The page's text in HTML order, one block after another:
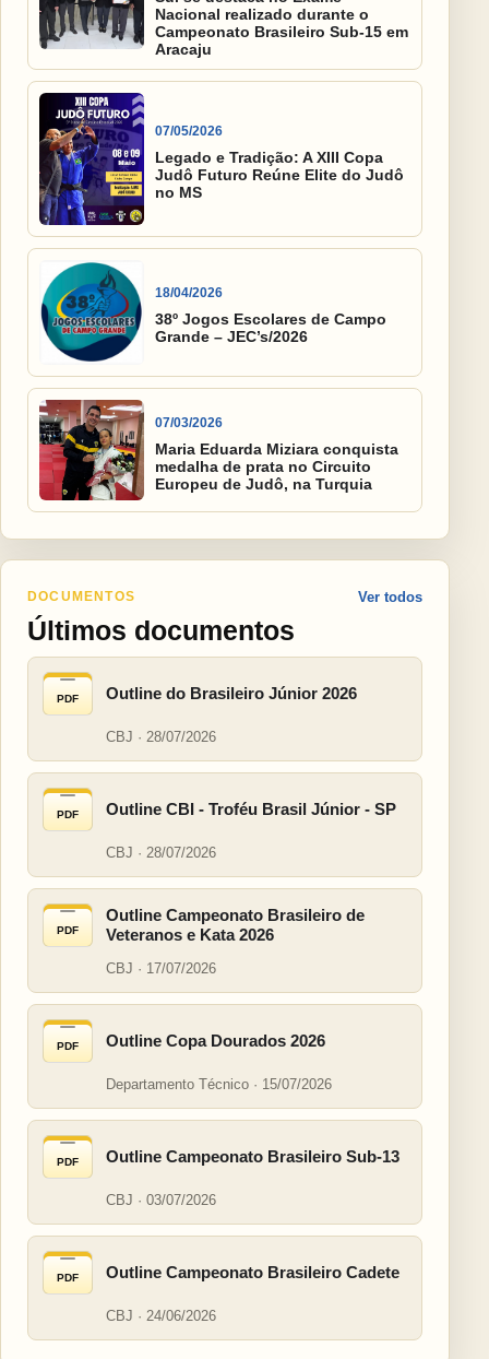
Nacional realizado durante o
Campeonato Brasileiro Sub-15 em
Aracaju
07/05/2026
Legado e Tradição: A XIII Copa
Judô Futuro Reúne Elite do Judô
no MS
18/04/2026
38º Jogos Escolares de Campo
Grande – JEC’s/2026
07/03/2026
Maria Eduarda Miziara conquista
medalha de prata no Circuito
Europeu de Judô, na Turquia
DOCUMENTOS
Últimos documentos
Ver todos
PDF Outline do Brasileiro Júnior 2026
CBJ · 28/07/2026
PDF Outline CBI - Troféu Brasil Júnior - SP
CBJ · 28/07/2026
PDF
Outline Campeonato Brasileiro de
Veteranos e Kata 2026
CBJ · 17/07/2026
PDF Outline Copa Dourados 2026
Departamento Técnico · 15/07/2026
PDF Outline Campeonato Brasileiro Sub-13
CBJ · 03/07/2026
PDF Outline Campeonato Brasileiro Cadete
CBJ · 24/06/2026